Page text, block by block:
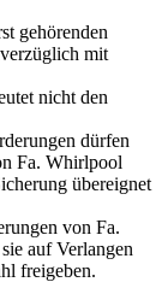
gehörenden
mit
nicht den
dürfen
Fa. Whirlpool
übereignet
von Fa.
aufVerlangen
freigeben.